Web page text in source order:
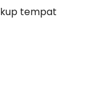
tempat